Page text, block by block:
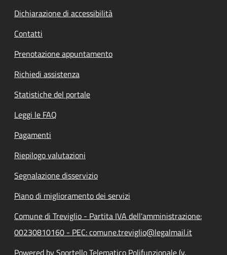
Dichiarazione di accessibilità
Contatti
Prenotazione appuntamento
Richiedi assistenza
Statistiche del portale
Leggi le FAQ
Pagamenti
Riepilogo valutazioni
Segnalazione disservizio
Piano di miglioramento dei servizi
Comune di Treviglio - Partita IVA dell'amministrazione:
00230810160 - PEC: comune.treviglio@legalmail.it